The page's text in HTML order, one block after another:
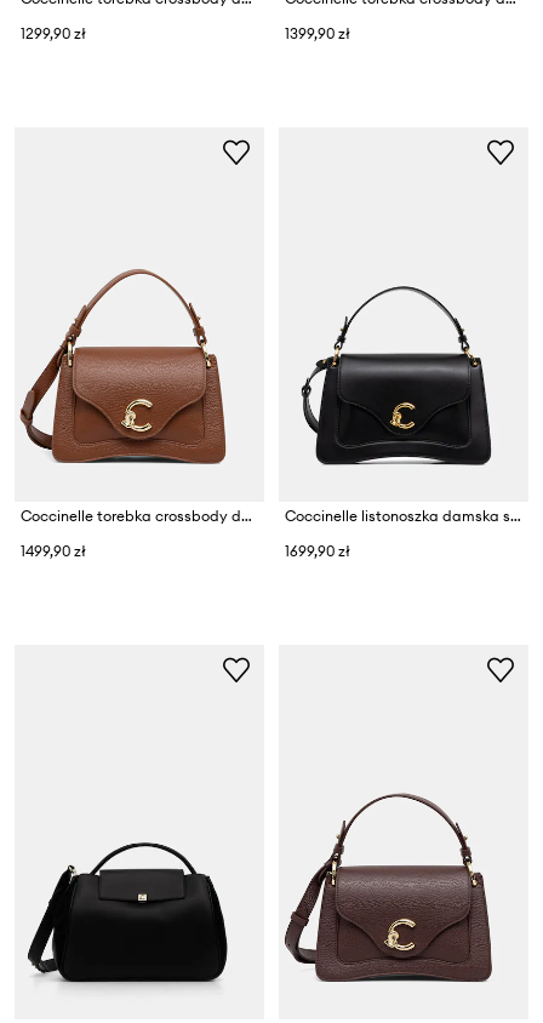
1299,90 zł
1399,90 zł
Coccinelle torebka crossbody damska skórzana
1499,90 zł
Coccinelle listonoszka damska skórzana
1699,90 zł